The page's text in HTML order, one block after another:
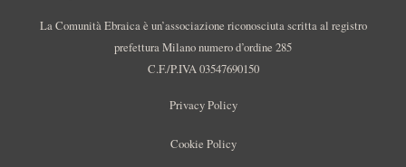
La Comunità Ebraica è un’associazione riconosciuta scritta al registro
prefettura Milano numero d’ordine 285
C.F./P.IVA 03547690150
Privacy Policy
Cookie Policy